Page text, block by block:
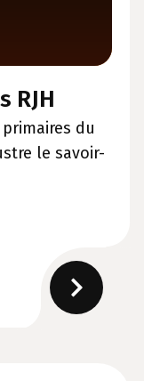
RJH
du
le savoir-